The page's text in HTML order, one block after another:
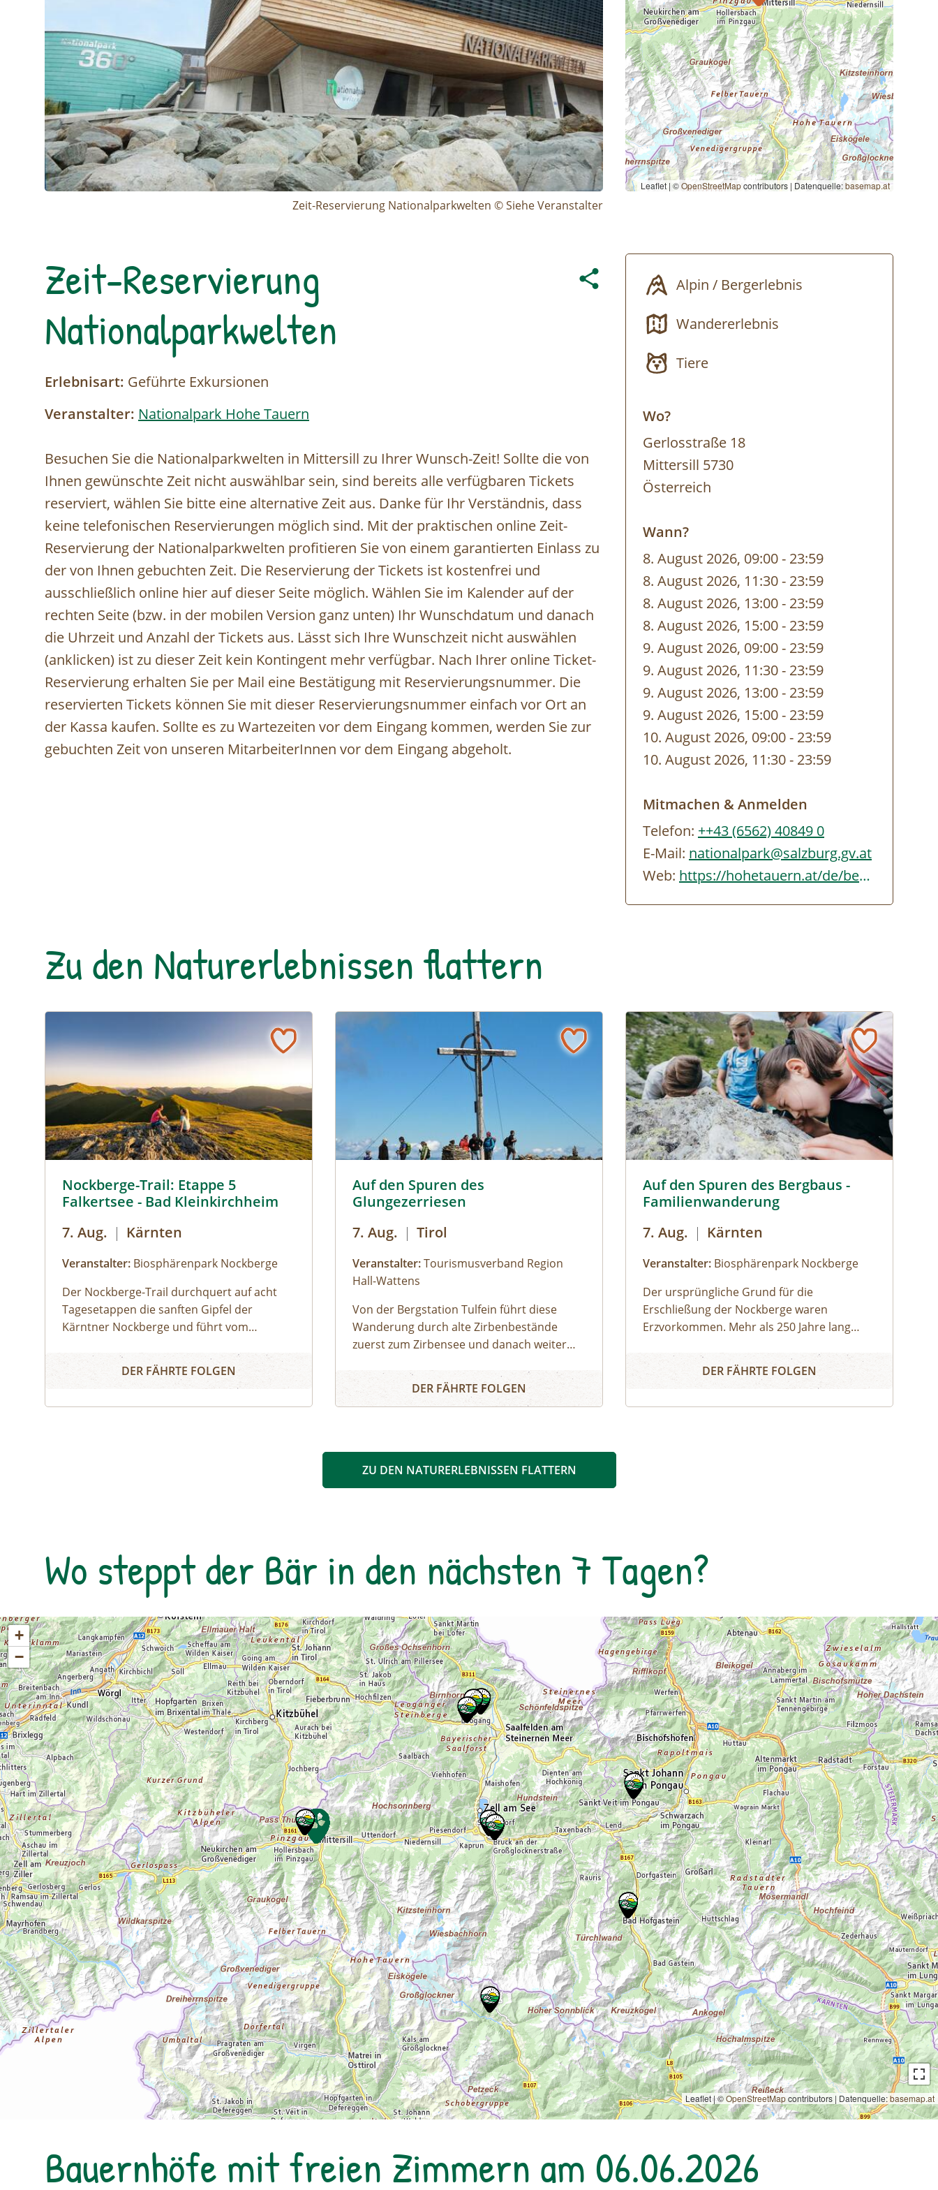
Zeit-Reservierung Nationalparkwelten © Siehe Veranstalter
Leaflet | ©OpenStreetMapcontributors | Datenquelle:basemap.at
Zeit-Reservierung
Nationalparkwelten
Erlebnisart: Geführte Exkursionen
Veranstalter: Nationalpark Hohe Tauern
Besuchen Sie die Nationalparkwelten in Mittersill zu Ihrer Wunsch-Zeit! Sollte die von
Ihnen gewünschte Zeit nicht auswählbar sein, sind bereits alle verfügbaren Tickets
reserviert, wählen Sie bitte eine alternative Zeit aus. Danke für Ihr Verständnis, dass
keine telefonischen Reservierungen möglich sind. Mit der praktischen online Zeit-
Reservierung der Nationalparkwelten profitieren Sie von einem garantierten Einlass zu
der von Ihnen gebuchten Zeit. Die Reservierung der Tickets ist kostenfrei und
ausschließlich online hier auf dieser Seite möglich. Wählen Sie im Kalender auf der
rechten Seite (bzw. in der mobilen Version ganz unten) Ihr Wunschdatum und danach
die Uhrzeit und Anzahl der Tickets aus. Lässt sich Ihre Wunschzeit nicht auswählen
(anklicken) ist zu dieser Zeit kein Kontingent mehr verfügbar. Nach Ihrer online Ticket-
Reservierung erhalten Sie per Mail eine Bestätigung mit Reservierungsnummer. Die
reservierten Tickets können Sie mit dieser Reservierungsnummer einfach vor Ort an
der Kassa kaufen. Sollte es zu Wartezeiten vor dem Eingang kommen, werden Sie zur
gebuchten Zeit von unseren MitarbeiterInnen vor dem Eingang abgeholt.
Alpin / Bergerlebnis
Wandererlebnis
Tiere
Wo?
Gerlosstraße 18
Mittersill 5730
Österreich
Wann?
8. August 2026, 09:00- bis
23:59
8. August 2026, 11:30- bis
23:59
8. August 2026, 13:00- bis
23:59
8. August 2026, 15:00- bis
23:59
9. August 2026, 09:00- bis
23:59
9. August 2026, 11:30- bis
23:59
9. August 2026, 13:00- bis
23:59
9. August 2026, 15:00- bis
23:59
10. August 2026, 09:00- bis
23:59
10. August 2026, 11:30- bis
23:59
Mitmachen & Anmelden
Telefon: ++43 (6562) 40849 0
E-Mail: nationalpark@salzburg.gv.at
Web:
https://hohetauern.at/de/besuchen/tourenangebote.html#/erlebnisse/SBG/CD837A88-…
Zu den Naturerlebnissen flattern
Nockberge-Trail: Etappe 5
Falkertsee - Bad Kleinkirchheim
7. Aug. | Kärnten
Veranstalter: Biosphärenpark Nockberge
Der Nockberge-Trail durchquert auf acht
Tagesetappen die sanften Gipfel der
Kärntner Nockberge und führt vom
Biosphärenpark Nockberge zu den Thermen
in Bad Kleinkirchheim und weiter bis an den
Kleinkirchheim. Dabei legen wir eine Strecke
von 13 km bei 470 m im Aufstieg und 1.340
m im Abstieg zurück.
Nockberge-Trail: Etappe 5 Falkertsee - Bad Kleinkirchheim
DER FÄHRTE FOLGEN
Auf den Spuren des
Glungezerriesen
7. Aug. | Tirol
Veranstalter:Tourismusverband Region
Hall-Wattens
Von der Bergstation Tulfein führt diese
Wanderung durch alte Zirbenbestände
zuerst zum Zirbensee und danach weiter
Glungezergipfel" ranken sich viele
Geschichten, Sagen und Anekdoten, die den
Auf den Spuren des Glungezerriesen
DER FÄHRTE FOLGEN
Auf den Spuren des Bergbaus -
Familienwanderung
7. Aug. | Kärnten
Veranstalter: Biosphärenpark Nockberge
Der ursprüngliche Grund für die
Erschließung der Nockberge waren
Erzvorkommen. Mehr als 250 Jahre lang
Tradition. Mit dem Niedergang der
Eisengewinnung infolge mangelnder
Auf den Spuren des Bergbaus - Familienwanderung
DER FÄHRTE FOLGEN
ZU DEN NATURERLEBNISSEN FLATTERN
Wo steppt der Bär in den nächsten 7 Tagen?
+
−
Leaflet | ©OpenStreetMapcontributors | Datenquelle:basemap.at
Bauernhöfe mit freien Zimmern am 06.06.2026